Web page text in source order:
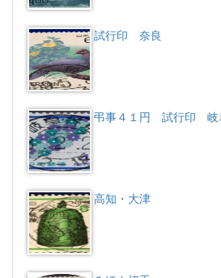
試行印 奈良
弔事４１円 試行印 岐
高知・大津